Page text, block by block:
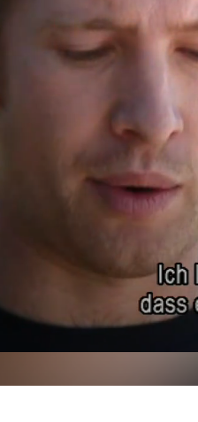
Was Scientologen über Scientology
Lernen Sie einen Scientologen kennen
Innerhalb einer Scientology Kirche
Die Grundprinzipien der Scientology
Eine Einführung in die Dianetik
Liebe und Hass – Was ist Größe?
Flag Land
Freewinds